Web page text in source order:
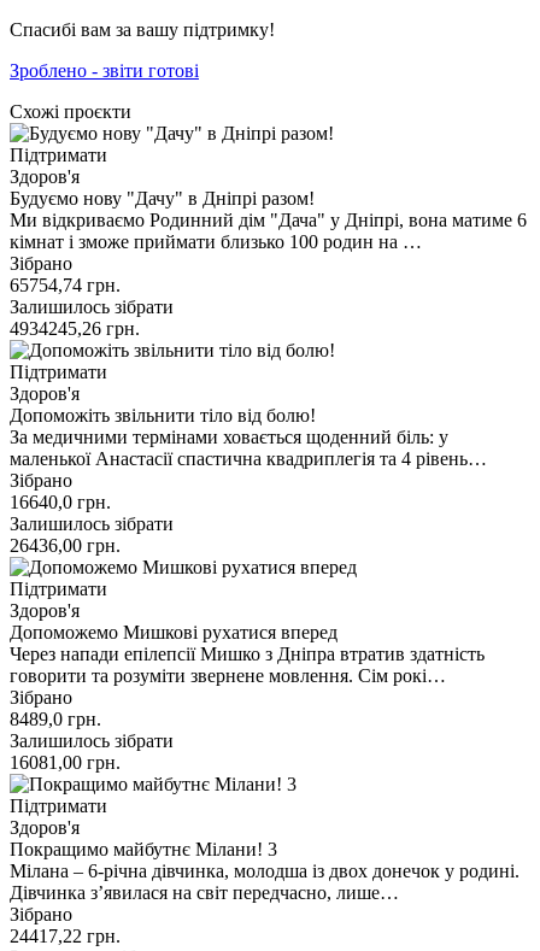
Спасибі вам за вашу підтримку!
Зроблено - звіти готові
Схожі проєкти
Підтримати
Здоров'я
Будуємо нову "Дачу" в Дніпрі разом!
Ми відкриваємо Родинний дім "Дача" у Дніпрі, вона матиме 6
кімнат і зможе приймати близько 100 родин на …
Зібрано
65754,74 грн.
Залишилось зібрати
4934245,26 грн.
Підтримати
Здоров'я
Допоможіть звільнити тіло від болю!
За медичними термінами ховається щоденний біль: у
маленької Анастасії спастична квадриплегія та 4 рівень…
Зібрано
16640,0 грн.
Залишилось зібрати
26436,00 грн.
Підтримати
Здоров'я
Допоможемо Мишкові рухатися вперед
Через напади епілепсії Мишко з Дніпра втратив здатність
говорити та розуміти звернене мовлення. Сім рокі…
Зібрано
8489,0 грн.
Залишилось зібрати
16081,00 грн.
Підтримати
Здоров'я
Покращимо майбутнє Мілани! 3
Мілана – 6-річна дівчинка, молодша із двох донечок у родині.
Дівчинка зʼявилася на світ передчасно, лише…
Зібрано
24417,22 грн.